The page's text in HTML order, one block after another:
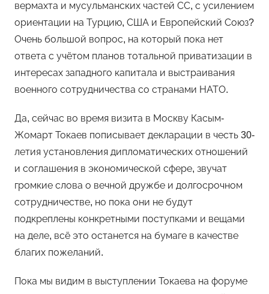
вермахта и мусульманских частей СС, с усилением
ориентации на Турцию, США и Европейский Союз?
Очень большой вопрос, на который пока нет
ответа с учётом планов тотальной приватизации в
интересах западного капитала и выстраивания
военного сотрудничества со странами НАТО.
Да, сейчас во время визита в Москву Касым-
Жомарт Токаев пописывает декларации в честь 30-
летия установления дипломатических отношений
и соглашения в экономической сфере, звучат
громкие слова о вечной дружбе и долгосрочном
сотрудничестве, но пока они не будут
подкреплены конкретными поступками и вещами
на деле, всё это останется на бумаге в качестве
благих пожеланий.
Пока мы видим в выступлении Токаева на форуме